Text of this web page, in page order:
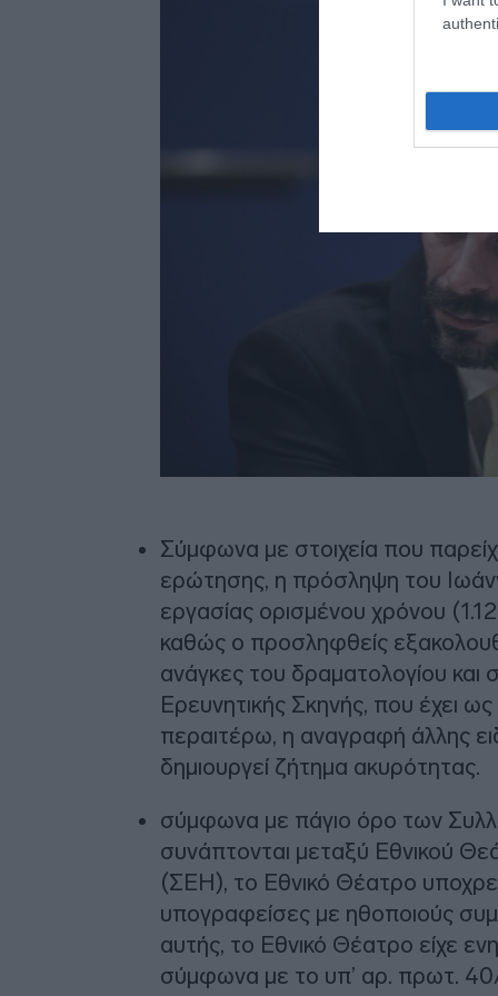
Σύμφωνα με στοιχεία που
ερώτησης, η πρόσληψη του
εργασίας ορισμένου χρόνου
καθώς ο προσληφθείς
ανάγκες του δραματολογίου και
Ερευνητικής Σκηνής, που έχει ως
περαιτέρω, η αναγραφή άλλης
δημιουργεί ζήτημα ακυρότητας.
σύμφωνα με πάγιο όρο των
συνάπτονται μεταξύ Εθνικού
(ΣΕΗ), το Εθνικό Θέατρο
υπογραφείσες με ηθοποιούς
αυτής, το Εθνικό Θέατρο είχε
σύμφωνα με το υπ’ αρ. πρωτ.